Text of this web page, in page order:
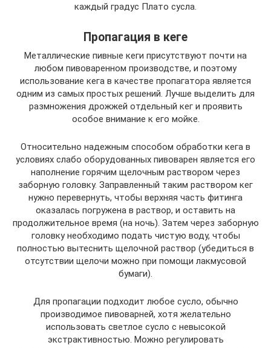
каждый градус Плато сусла.
Пропагация в кеге
Металлические пивные кеги присутствуют почти на
любом пивоваренном производстве, и поэтому
использование кега в качестве пропагатора является
одним из самых простых решений. Лучше выделить для
размножения дрожжей отдельный кег и проявить
особое внимание к его мойке.
Относительно надежным способом обработки кега в
условиях слабо оборудованных пивоварен является его
наполнение горячим щелочным раствором через
заборную головку. Заправленный таким раствором кег
нужно перевернуть, чтобы верхняя часть фитинга
оказалась погружена в раствор, и оставить на
продолжительное время (на ночь). Затем через заборную
головку необходимо подать чистую воду, чтобы
полностью вытеснить щелочной раствор (убедиться в
отсутствии щелочи можно при помощи лакмусовой
бумаги).
Для пропагации подходит любое сусло, обычно
производимое пивоварней, хотя желательно
использовать светлое сусло с невысокой
экстрактивностью. Можно регулировать